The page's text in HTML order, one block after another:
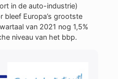
in de auto-industrie)
bleef Europa’s grootste
van 2021 nog 1,5%
niveau van het bbp.